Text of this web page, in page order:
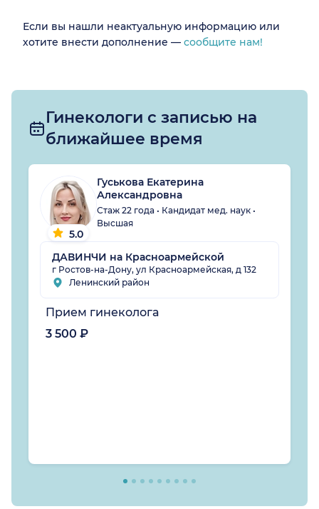
Если вы нашли неактуальную информацию или
хотите внести дополнение — сообщите нам!
Гинекологи с записью на
ближайшее время
5.0
Гуськова Екатерина
Александровна
Стаж 22 года • Кандидат мед. наук •
Высшая
ДАВИНЧИ на Красноармейской
г Ростов-на-Дону, ул Красноармейская, д 132
Ленинский район
Прием гинеколога
3 500 ₽